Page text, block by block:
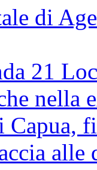
di
21
nella
Capua,
alle